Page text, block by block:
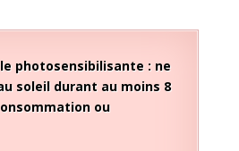
photosensibilisante : ne
soleil durant au moins 8
ou